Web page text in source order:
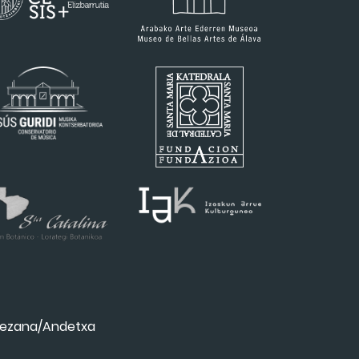
Andetxa